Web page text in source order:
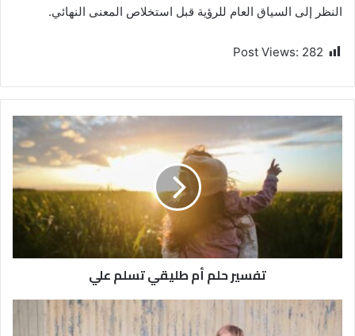
النظر إلى السياق العام للرؤية قبل استخلاص المعنى النهائي.
Post Views: 282
تفسير حلم أم طليقي تسلم علي